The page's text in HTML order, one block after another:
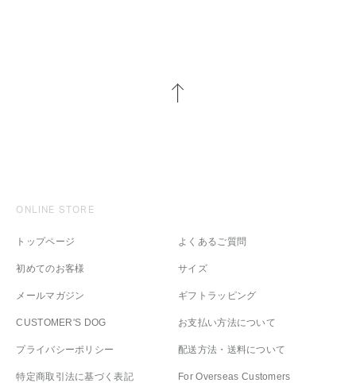
ONLINE STORE
トップページ
初めてのお客様
メールマガジン
CUSTOMER'S DOG
プライバシーポリシー
特定商取引法に基づく表記
よくあるご質問
サイズ
ギフトラッピング
お支払い方法について
配送方法・送料について
For Overseas Customers